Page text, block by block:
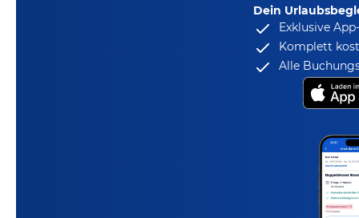
Dein
Exklusive
Komplett
Alle